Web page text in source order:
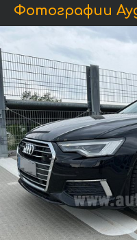
Фотографии